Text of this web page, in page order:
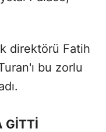
direktörü Fatih
bu zorlu
GİTTİ